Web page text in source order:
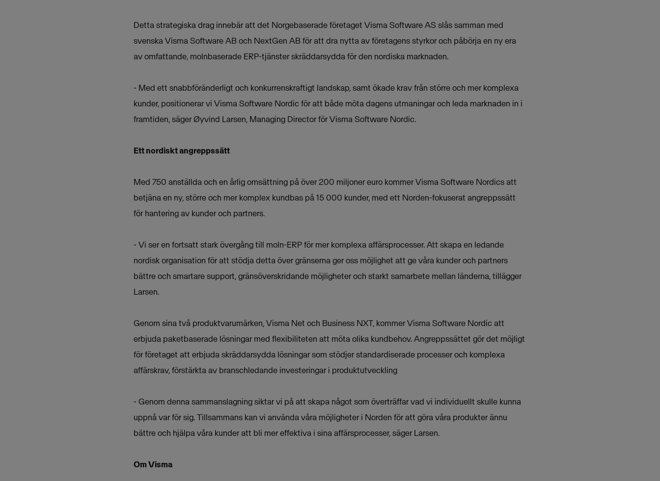
Detta strategiska drag innebär att det Norgebaserade företaget Visma Software AS slås samman med
svenska Visma Software AB och NextGen AB för att dra nytta av företagens styrkor och påbörja en ny era
av omfattande, molnbaserade ERP-tjänster skräddarsydda för den nordiska marknaden.
- Med ett snabbföränderligt och konkurrenskraftigt landskap, samt ökade krav från större och mer komplexa
kunder, positionerar vi Visma Software Nordic för att både möta dagens utmaningar och leda marknaden in i
framtiden, säger Øyvind Larsen, Managing Director för Visma Software Nordic.
Ett nordiskt angreppssätt
Med 750 anställda och en årlig omsättning på över 200 miljoner euro kommer Visma Software Nordics att
betjäna en ny, större och mer komplex kundbas på 15 000 kunder, med ett Norden-fokuserat angreppssätt
för hantering av kunder och partners.
- Vi ser en fortsatt stark övergång till moln-ERP för mer komplexa affärsprocesser. Att skapa en ledande
nordisk organisation för att stödja detta över gränserna ger oss möjlighet att ge våra kunder och partners
bättre och smartare support, gränsöverskridande möjligheter och starkt samarbete mellan länderna, tillägger
Larsen.
Genom sina två produktvarumärken, Visma Net och Business NXT, kommer Visma Software Nordic att
erbjuda paketbaserade lösningar med flexibiliteten att möta olika kundbehov. Angreppssättet gör det möjligt
för företaget att erbjuda skräddarsydda lösningar som stödjer standardiserade processer och komplexa
affärskrav, förstärkta av branschledande investeringar i produktutveckling
- Genom denna sammanslagning siktar vi på att skapa något som överträffar vad vi individuellt skulle kunna
uppnå var för sig. Tillsammans kan vi använda våra möjligheter i Norden för att göra våra produkter ännu
bättre och hjälpa våra kunder att bli mer effektiva i sina affärsprocesser, säger Larsen.
Om Visma